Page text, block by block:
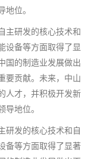
位。
主研发的核心技术和
设备等方面取得了显
国的制造业发展做出
要贡献。未来，中山
人才，并积极开发新
地位。
研发的核心技术和自
备等方面取得了显著